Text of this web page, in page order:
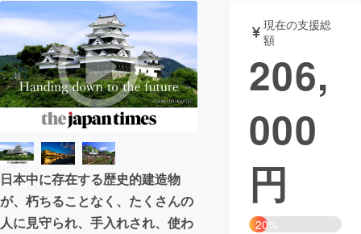
アート・写真 音楽
テクノロジー・ガジェット ゲーム・サ
映像・映画
ビジネス・起業
まちづくり・地域活性化
日本中に存在する歴史的建造物
が、朽ちることなく、たくさんの
人に見守られ、手入れされ、使わ
現在の支援総
額
206,
000
円
20%